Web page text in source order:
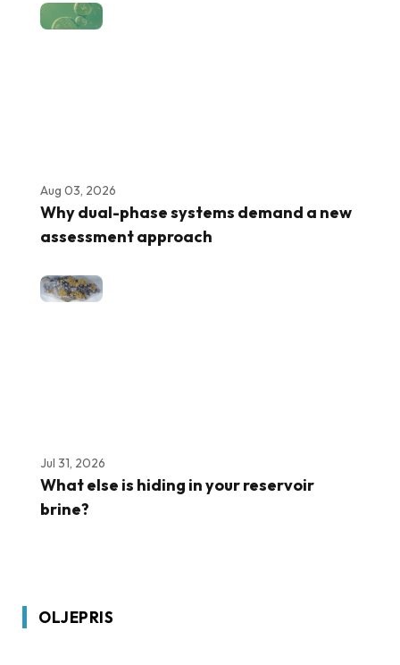
Aug 03, 2026
Why dual-phase systems demand a new
assessment approach
Jul 31, 2026
What else is hiding in your reservoir
brine?
OLJEPRIS